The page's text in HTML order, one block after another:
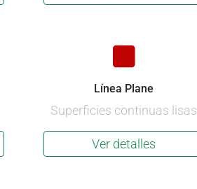
Línea Plane
Superficies continuas lisas
Ver detalles